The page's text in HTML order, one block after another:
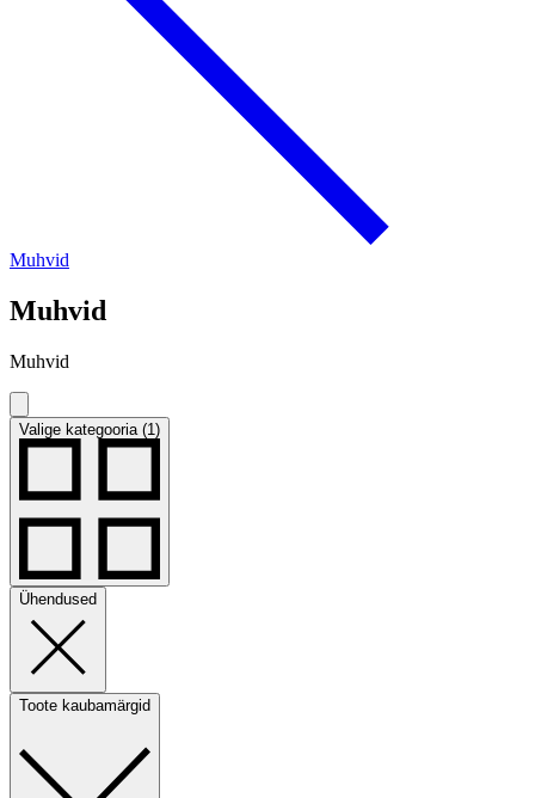
Muhvid
Muhvid
Muhvid
Valige kategooria (1)
Ühendused
Toote kaubamärgid